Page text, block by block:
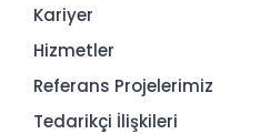
Kariyer
Hizmetler
Referans Projelerimiz
Tedarikçi İlişkileri